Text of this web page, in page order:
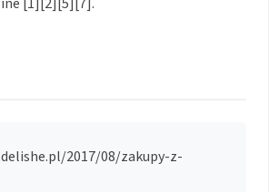
2017/08/zakupy-z-